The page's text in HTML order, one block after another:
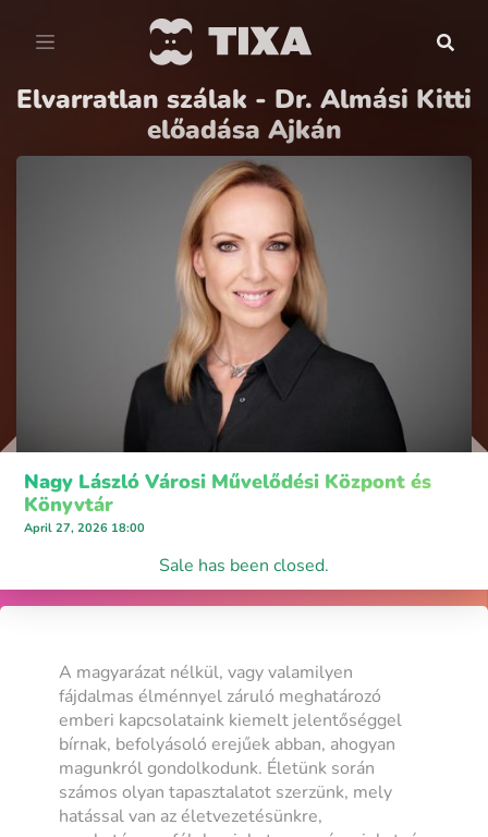
Elvarratlan szálak - Dr. Almási Kitti
előadása Ajkán
Nagy László Városi Művelődési Központ és
Könyvtár
April 27, 2026 18:00
Sale has been closed.
A magyarázat nélkül, vagy valamilyen
fájdalmas élménnyel záruló meghatározó
emberi kapcsolataink kiemelt jelentőséggel
bírnak, befolyásoló erejűek abban, ahogyan
magunkról gondolkodunk. Életünk során
számos olyan tapasztalatot szerzünk, mely
hatással van az életvezetésünkre,